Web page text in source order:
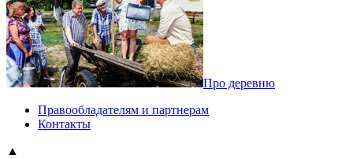
Про деревню
Правообладателям и партнерам
Контакты
▲